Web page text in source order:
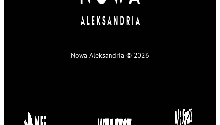
Nowa Aleksandria © 2026